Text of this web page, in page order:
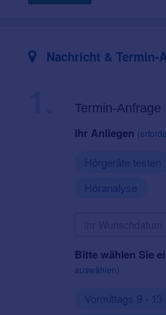
Nachricht & Termin-
Termin-Anfrage
Ihr Anliegen
Hörgeräte testen
Höranalyse
Bitte wählen Sie
auswählen)
Vormittags 9 - 13